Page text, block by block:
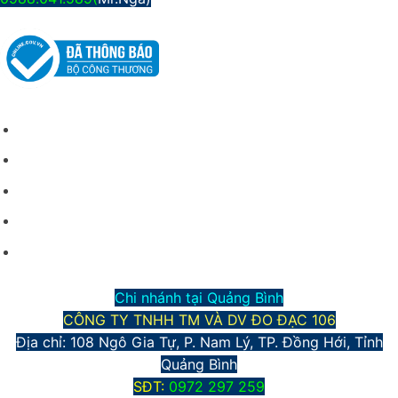
Chi nhánh tại Quảng Bình
CÔNG TY TNHH TM VÀ DV ĐO ĐẠC 106
Địa chỉ: 108 Ngô Gia Tự, P. Nam Lý, TP. Đồng Hới, Tỉnh
Quảng Bình
SĐT: 0972 297 259